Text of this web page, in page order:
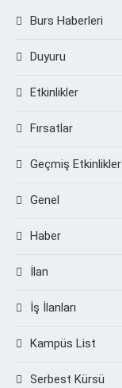
Burs Haberleri
Duyuru
Etkinlikler
Fırsatlar
Geçmiş Etkinlikler
Genel
Haber
İlan
İş İlanları
Kampüs List
Serbest Kürsü